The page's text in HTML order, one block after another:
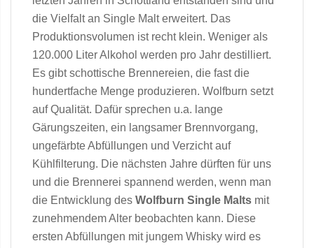
die Vielfalt an Single Malt erweitert. Das
Produktionsvolumen ist recht klein. Weniger als
120.000 Liter Alkohol werden pro Jahr destilliert.
Es gibt schottische Brennereien, die fast die
hundertfache Menge produzieren. Wolfburn setzt
auf Qualität. Dafür sprechen u.a. lange
Gärungszeiten, ein langsamer Brennvorgang,
ungefärbte Abfüllungen und Verzicht auf
Kühlfilterung. Die nächsten Jahre dürften für uns
und die Brennerei spannend werden, wenn man
die Entwicklung des Wolfburn Single Malts mit
zunehmendem Alter beobachten kann. Diese
ersten Abfüllungen mit jungem Whisky wird es